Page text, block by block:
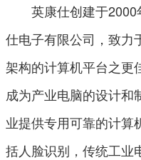
英康仕创建于2000
仕电子有限公司，致力
架构的计算机平台之更
成为产业电脑的设计和
业提供专用可靠的计算
括人脸识别，传统工业